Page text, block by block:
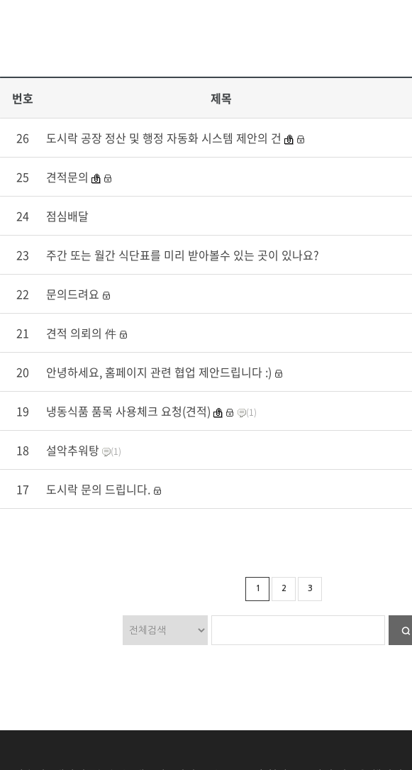
번호 제목
26 도시락 공장 정산 및 행정 자동화 시스템 제안의 건
25 견적문의
24 점심배달
23 주간 또는 월간 식단표를 미리 받아볼수 있는 곳이 있나요?
22 문의드려요
21 견적 의뢰의 件
20 안녕하세요, 홈페이지 관련 협업 제안드립니다 :)
19 냉동식품 품목 사용체크 요청(견적) (1)
18 설악추워탕 (1)
17 도시락 문의 드립니다.
1 2 3